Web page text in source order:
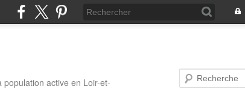
active en Loir-et-